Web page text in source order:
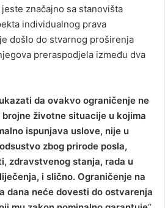
značajno sa stanovišta
individualnog prava
došlo do stvarnog proširenja
preraspodjela između dva
da ovakvo ograničenje ne
životne situacije u kojima
ispunjava uslove, nije u
zbog prirode posla,
zdravstvenog stanja, rada u
i slično. Ograničenje na
dana neće dovesti do ostvarenja